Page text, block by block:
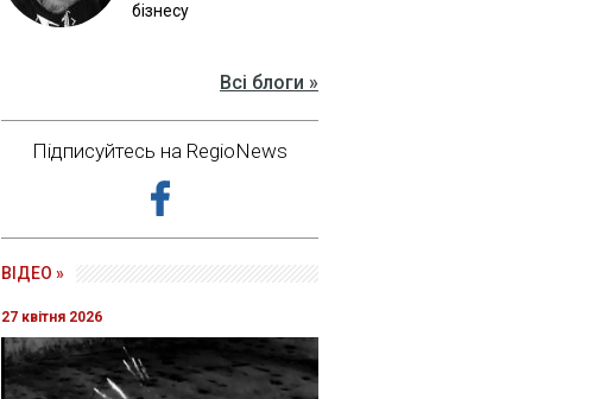
бізнесу
Всі блоги »
Підписуйтесь на RegioNews
ВІДЕО »
27 квітня 2026